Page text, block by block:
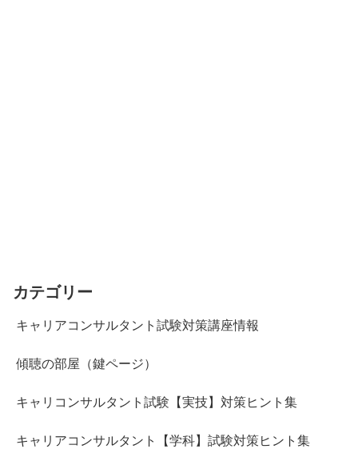
カテゴリー
キャリアコンサルタント試験対策講座情報
傾聴の部屋（鍵ページ）
キャリコンサルタント試験【実技】対策ヒント集
キャリアコンサルタント【学科】試験対策ヒント集